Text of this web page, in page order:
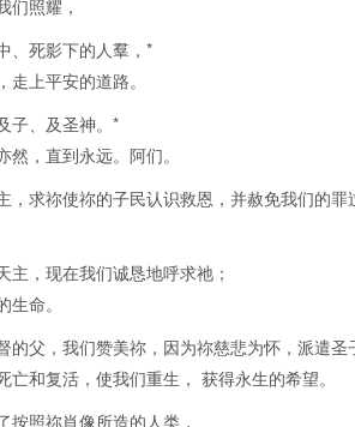
们照耀，
、死影下的人羣，*
走上平安的道路。
子、及圣神。*
然，直到永远。阿们。
，求祢使祢的子民认识救恩，并赦免我们的罪
主，现在我们诚恳地呼求祂；
命。
的父，我们赞美祢，因为祢慈悲为怀，派遣圣
和复活，使我们重生， 获得永生的希望。
按照祢肖像所造的人类，